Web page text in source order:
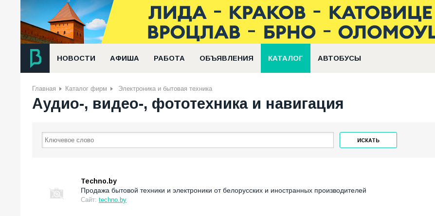
НОВОСТИ АФИША РАБОТА ОБЪЯВЛЕНИЯ КАТАЛОГ АВТОБУСЫ
Главная Каталог фирм Электроника и бытовая техника
Аудио-, видео-, фототехника и навигация
ИСКАТЬ
Techno.by
Продажа бытовой техники и электроники от белорусских и иностранных производителей
Сайт: techno.by